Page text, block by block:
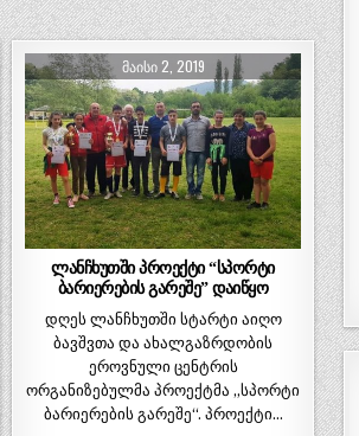
ᲛᲐᲘᲡᲘ 2, 2019
ლანჩხუთში პროექტი “სპორტი
ბარიერების გარეშე” დაიწყო
დღეს ლანჩხუთში სტარტი აიღო
ბავშვთა და ახალგაზრდობის
ეროვნული ცენტრის
ორგანიზებულმა პროექტმა „სპორტი
ბარიერების გარეშე“. პროექტი…